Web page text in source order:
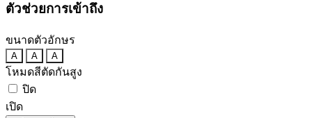
ตัวช่วยการเข้าถึง
ขนาดตัวอักษร
A A A
โหมดสีตัดกันสูง
ปิด
เปิด